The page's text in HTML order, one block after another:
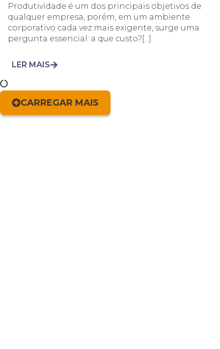
Produtividade é um dos principais objetivos de
qualquer empresa, porém, em um ambiente
corporativo cada vez mais exigente, surge uma
pergunta essencial: a que custo?[...]
LER MAIS
CARREGAR MAIS